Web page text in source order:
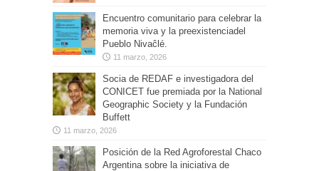
Encuentro comunitario para celebrar la
memoria viva y la preexistenciadel
Pueblo Nivaĉlé.
11 marzo, 2026
Socia de REDAF e investigadora del
CONICET fue premiada por la National
Geographic Society y la Fundación
Buffett
11 marzo, 2026
Posición de la Red Agroforestal Chaco
Argentina sobre la iniciativa de